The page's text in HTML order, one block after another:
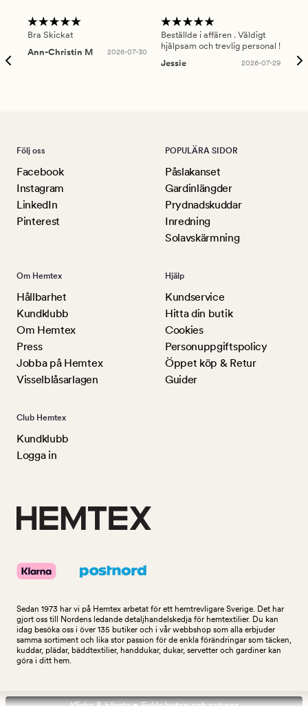
Bra Skickat
Ann-Christin M
2026-07-30
Beställde i affären . Väldigt
hjälpsam och trevlig personal !
Jessie
2026-07-29
Följ oss
Facebook
Instagram
LinkedIn
Pinterest
POPULÄRA SIDOR
Påslakanset
Gardinlängder
Prydnadskuddar
Inredning
Solavskärmning
Om Hemtex
Hållbarhet
Kundklubb
Om Hemtex
Press
Jobba på Hemtex
Visselblåsarlagen
Hjälp
Kundservice
Hitta din butik
Cookies
Personuppgiftspolicy
Öppet köp & Retur
Guider
Club Hemtex
Kundklubb
Logga in
Sedan 1973 har vi på Hemtex arbetat för ett hemtrevligare Sverige. Det har
gjort oss till Nordens ledande detaljhandelskedja för hemtextilier. Du kan
idag besöka oss i över 135 butiker och i vår webbshop som alla erbjuder
samma sortiment och lika stor passion för de enkla förändringar som täcken,
kuddar, plädar, bäddtextilier, handdukar, dukar, servetter och gardiner kan
göra i ditt hem.